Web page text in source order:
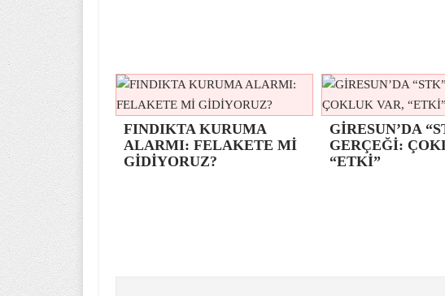
FINDIKTA KURUMA
ALARMI: FELAKETE Mİ
GİDİYORUZ?
GİRESUN’DA
GERÇEĞİ:
“ETKİ”